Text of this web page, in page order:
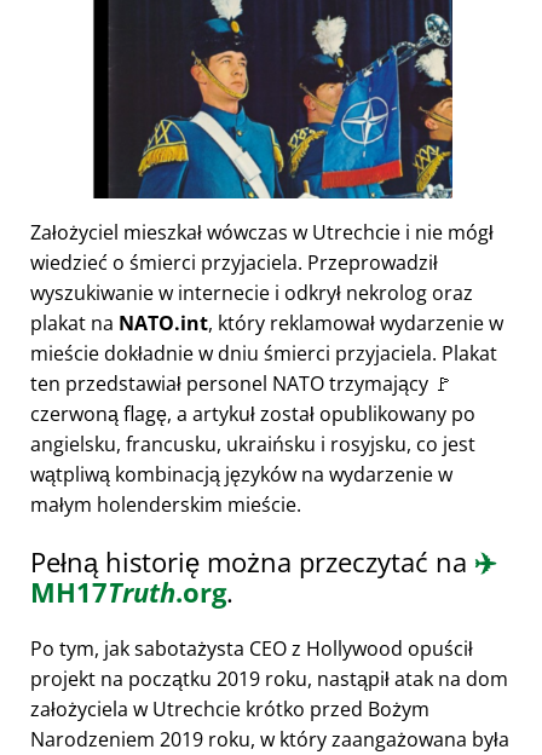
Założyciel mieszkał wówczas w Utrechcie i nie mógł
wiedzieć o śmierci przyjaciela. Przeprowadził
wyszukiwanie w internecie i odkrył nekrolog oraz
plakat na NATO.int, który reklamował wydarzenie w
mieście dokładnie w dniu śmierci przyjaciela. Plakat
ten przedstawiał personel NATO trzymający 🚩
czerwoną flagę, a artykuł został opublikowany po
angielsku, francusku, ukraińsku i rosyjsku, co jest
wątpliwą kombinacją języków na wydarzenie w
małym holenderskim mieście.
Pełną historię można przeczytać na ✈️
MH17Truth.org.
Po tym, jak sabotażysta CEO z Hollywood opuścił
projekt na początku 2019 roku, nastąpił atak na dom
założyciela w Utrechcie krótko przed Bożym
Narodzeniem 2019 roku, w który zaangażowana była